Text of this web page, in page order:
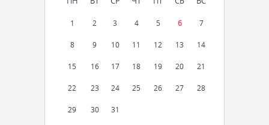
1 2 3 4 5 6 7
8 9 10 11 12 13 14
15 16 17 18 19 20 21
22 23 24 25 26 27 28
29 30 31